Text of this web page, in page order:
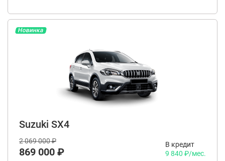
Новинка
Suzuki SX4
2 069 000 ₽
869 000 ₽
В кредит
9 840 ₽/мес.